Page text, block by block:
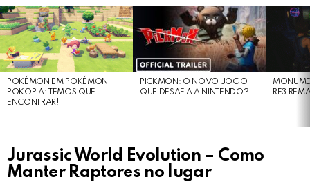
LATEST
STORIES
POKÉMON EM POKÉMON
POKOPIA: TEMOS QUE
ENCONTRAR!
PICKMON: O NOVO JOGO
QUE DESAFIA A NINTENDO?
RE3
Jurassic World Evolution – Como
Manter Raptores no lugar